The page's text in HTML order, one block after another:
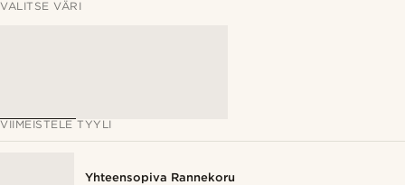
VALITSE VÄRI
VIIMEISTELE TYYLI
Yhteensopiva Rannekoru